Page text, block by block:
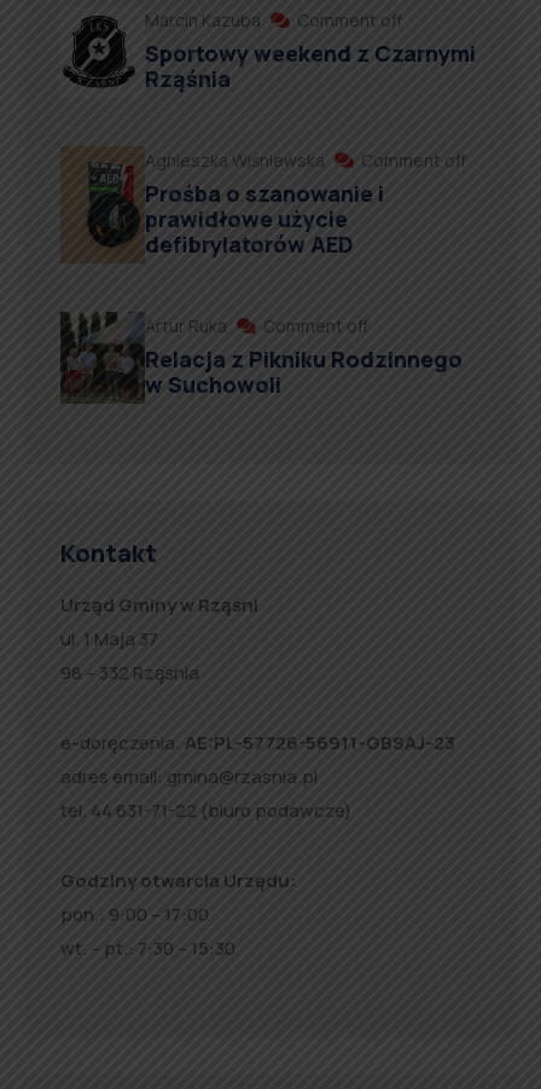
Marcin Kazuba Comment off
Sportowy weekend z Czarnymi
Rząśnia
Agnieszka Wiśniewska Comment off
Prośba o szanowanie i
prawidłowe użycie
defibrylatorów AED
Artur Ruka Comment off
Relacja z Pikniku Rodzinnego
w Suchowoli
Kontakt
Urząd Gminy w Rząśni
ul. 1 Maja 37
98 – 332 Rząśnia
e-doręczenia: AE:PL-57726-56911-GBSAJ-23
adres email: gmina@rzasnia.pl
tel. 44 631-71-22 (biuro podawcze)
Godziny otwarcia Urzędu:
pon.: 9:00 – 17:00
wt. – pt.: 7:30 – 15:30